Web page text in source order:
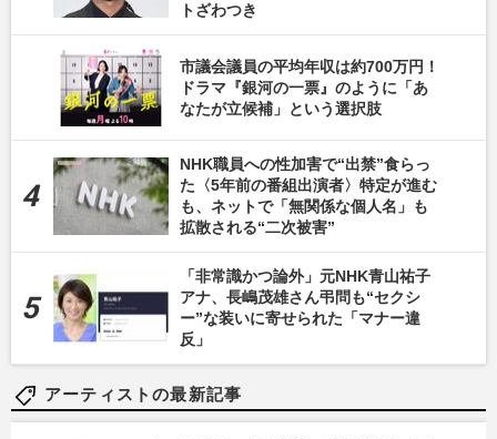
トざわつき
市議会議員の平均年収は約700万円！
ドラマ『銀河の一票』のように「あ
なたが立候補」という選択肢
NHK職員への性加害で“出禁”食らっ
た〈5年前の番組出演者〉特定が進む
も、ネットで「無関係な個人名」も
拡散される“二次被害”
「非常識かつ論外」元NHK青山祐子
アナ、長嶋茂雄さん弔問も“セクシ
ー”な装いに寄せられた「マナー違
反」
アーティストの最新記事